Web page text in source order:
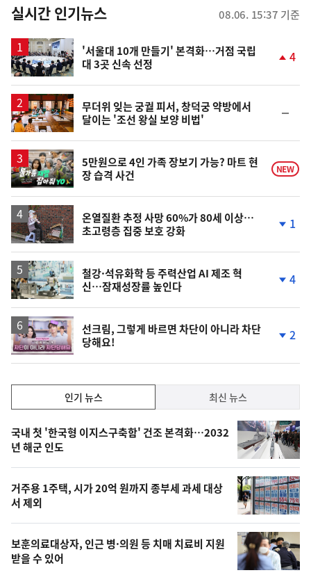
뉴
스
실시간 인기뉴스 08.06. 15:37 기준
'서울대 10개 만들기' 본격화…거점 국립
대 3곳 신속 선정
계
4
무더위 잊는 궁궐 피서, 창덕궁 약방에서
달이는 '조선 왕실 보양 비법'
일
영
상
5만원으로 4인 가족 장보기 가능? 마트 현
장 습격 사건
NEW
온열질환 추정 사망 60%가 80세 이상…
초고령층 집중 보호 강화
계
1
철강·석유화학 등 주력산업 AI 제조 혁
신…잠재성장률 높인다
계
4
영
상
선크림, 그렇게 바르면 차단이 아니라 차단
당해요!
계
락
2
기,
최
신,
오
늘
의
영
상
인기 뉴스 최신 뉴스
기
뉴
스
국내 첫 '한국형 이지스구축함' 건조 본격화…2032
년 해군 인도
거주용 1주택, 시가 20억 원까지 종부세 과세 대상
서 제외
보훈의료대상자, 인근 병·의원 등 치매 치료비 지원
받을 수 있어